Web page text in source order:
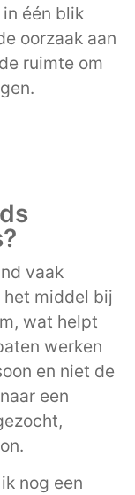
één blik
oorzaak aan
ruimte om
vaak
het middel bij
wat helpt
werken
en niet de
een
nog een